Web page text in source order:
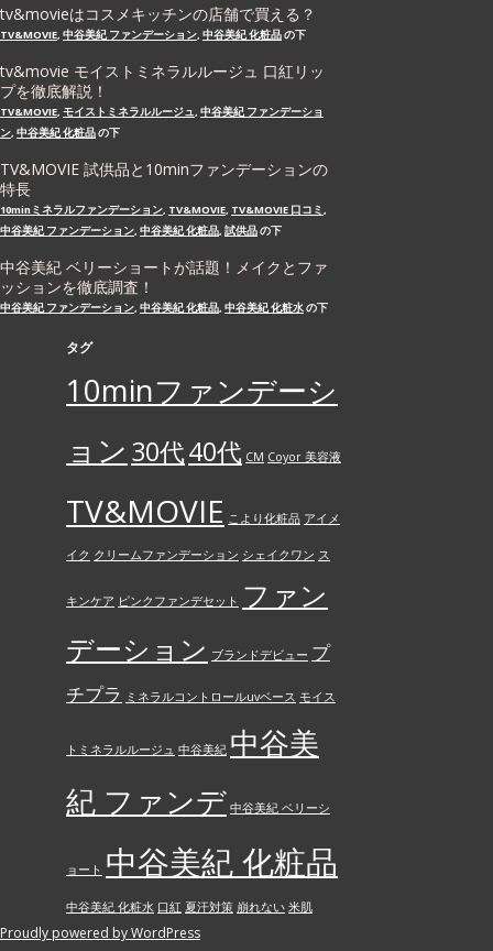
tv&movieはコスメキッチンの店舗で買える？
TV&MOVIE, 中谷美紀 ファンデーション, 中谷美紀 化粧品の下
tv&movie モイストミネラルルージュ 口紅リッ
プを徹底解説！
TV&MOVIE, モイストミネラルルージュ , 中谷美紀 ファンデーショ
ン, 中谷美紀 化粧品の下
TV&MOVIE 試供品と10minファンデーションの
特長
10minミネラルファンデーション, TV&MOVIE, TV&MOVIE 口コミ ,
中谷美紀 ファンデーション, 中谷美紀 化粧品, 試供品の下
中谷美紀 ベリーショートが話題！メイクとファ
ッションを徹底調査！
中谷美紀 ファンデーション, 中谷美紀 化粧品, 中谷美紀 化粧水 の下
タグ
10minファンデーシ
ョン 30代40代 CM Coyor 美容液
TV&MOVIE こより化粧品 アイメ
イク クリームファンデーション シェイクワン ス
キンケア ピンクファンデセット ファン
デーション ブランドデビュー プ
チプラ
ミネラルコントロールuvベース モイス
トミネラルルージュ 中谷美紀 中谷美
紀 ファンデ 中谷美紀 ベリーシ
ョート 中谷美紀 化粧品
中谷美紀 化粧水 口紅 夏汗対策 崩れない 米肌
Proudly powered by WordPress